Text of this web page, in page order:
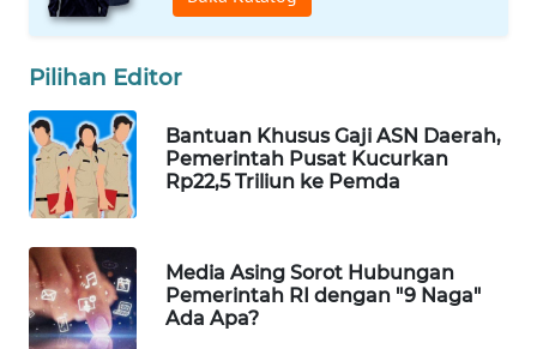
Pilihan Editor
Bantuan Khusus Gaji ASN Daerah,
Pemerintah Pusat Kucurkan
Rp22,5 Triliun ke Pemda
Media Asing Sorot Hubungan
Pemerintah RI dengan "9 Naga"
Ada Apa?
WAHANA
WISATA
LAPAK
WAHANA
Network
KONSUMEN
LISTRIK